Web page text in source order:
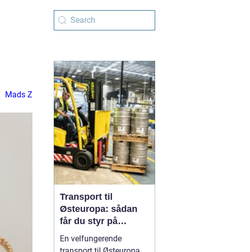
Mads Z
Transport til
Østeuropa: sådan
får du styr på
logistikken
En velfungerende